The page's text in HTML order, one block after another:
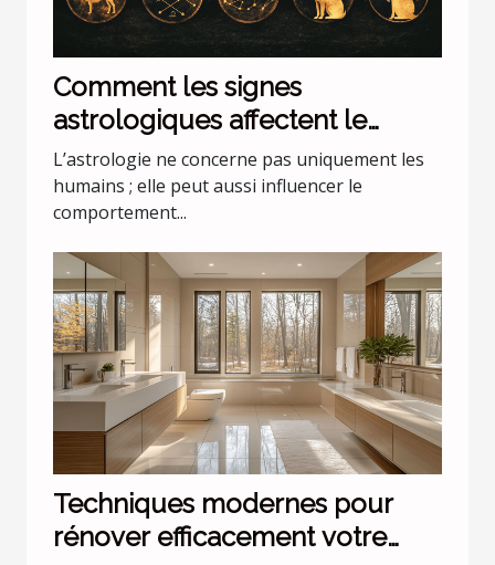
Comment les signes
astrologiques affectent le
comportement de nos animaux
domestiques
L’astrologie ne concerne pas uniquement les
humains ; elle peut aussi influencer le
comportement...
Techniques modernes pour
rénover efficacement votre